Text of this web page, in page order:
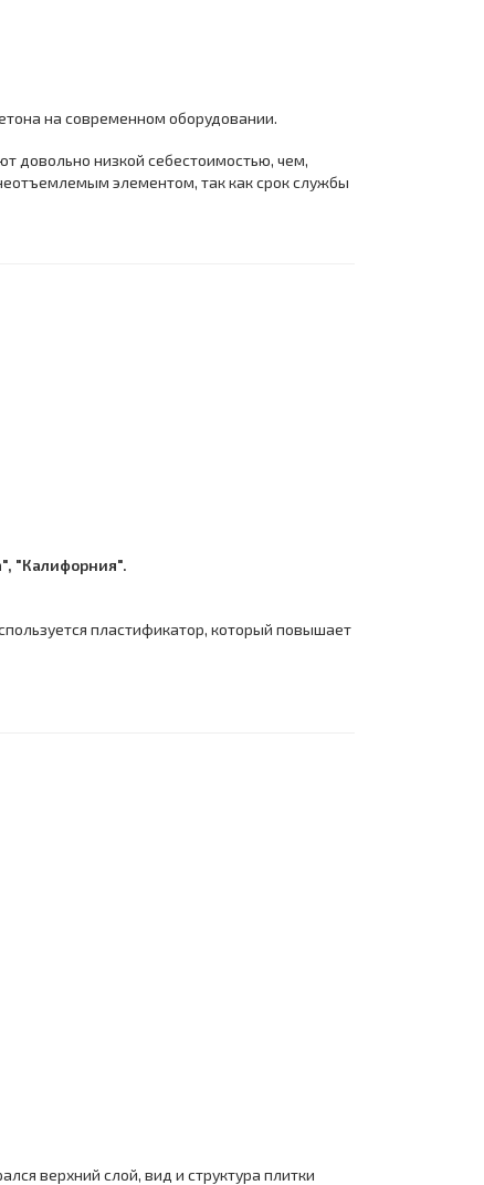
на современном оборудовании.
довольно низкой себестоимостью, чем,
элементом, так как срок службы
"Калифорния".
пластификатор, который повышает
верхний слой, вид и структура плитки